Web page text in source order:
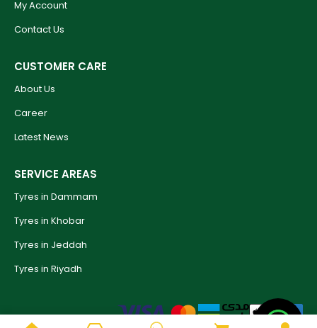
My Account
Contact Us
CUSTOMER CARE
About Us
Career
Latest News
SERVICE AREAS
Tyres in Dammam
Tyres in Khobar
Tyres in Jeddah
Tyres in Riyadh